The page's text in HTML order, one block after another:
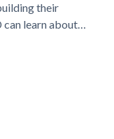
their
learn about